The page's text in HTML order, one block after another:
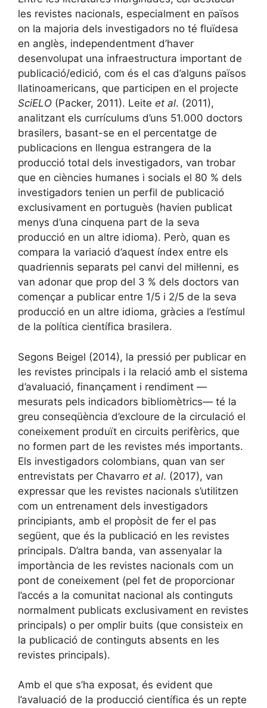
les revistes nacionals, especialment en països
on la majoria dels investigadors no té fluïdesa
en anglès, independentment d’haver
desenvolupat una infraestructura important de
publicació/edició, com és el cas d’alguns països
llatinoamericans, que participen en el projecte
SciELO (Packer, 2011). Leite et al. (2011),
analitzant els currículums d’uns 51.000 doctors
brasilers, basant-se en el percentatge de
publicacions en llengua estrangera de la
producció total dels investigadors, van trobar
que en ciències humanes i socials el 80 % dels
investigadors tenien un perfil de publicació
exclusivament en portuguès (havien publicat
menys d’una cinquena part de la seva
producció en un altre idioma). Però, quan es
compara la variació d’aquest índex entre els
quadriennis separats pel canvi del mil·lenni, es
van adonar que prop del 3 % dels doctors van
començar a publicar entre 1/5 i 2/5 de la seva
producció en un altre idioma, gràcies a l’estímul
de la política científica brasilera.
Segons Beigel (2014), la pressió per publicar en
les revistes principals i la relació amb el sistema
d’avaluació, finançament i rendiment —
mesurats pels indicadors bibliomètrics— té la
greu conseqüència d’excloure de la circulació el
coneixement produït en circuits perifèrics, que
no formen part de les revistes més importants.
Els investigadors colombians, quan van ser
entrevistats per Chavarro et al. (2017), van
expressar que les revistes nacionals s’utilitzen
com un entrenament dels investigadors
principiants, amb el propòsit de fer el pas
següent, que és la publicació en les revistes
principals. D’altra banda, van assenyalar la
importància de les revistes nacionals com un
pont de coneixement (pel fet de proporcionar
l’accés a la comunitat nacional als continguts
normalment publicats exclusivament en revistes
principals) o per omplir buits (que consisteix en
la publicació de continguts absents en les
revistes principals).
Amb el que s’ha exposat, és evident que
l’avaluació de la producció científica és un repte